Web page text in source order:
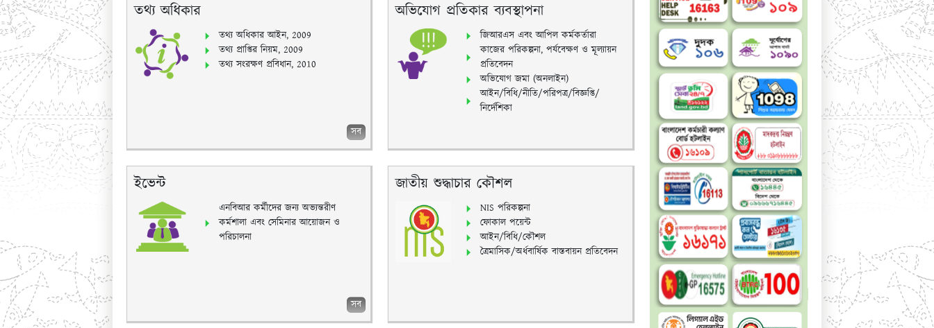
তথ্য অধিকার
তথ্য অধিকার আইন, 2009
তথ্য প্রাপ্তির নিয়ম, 2009
তথ্য সংরক্ষণ প্রবিধান, 2010
সব
অভিযোগ প্রতিকার ব্যবস্থাপনা
জিআরএস এবং আপিল কর্মকর্তারা
কাজের পরিকল্পনা, পর্যবেক্ষণ ও মূল্যায়ন
প্রতিবেদন
অভিযোগ জমা (অনলাইন)
আইন/বিধি/নীতি/পরিপত্র/বিজ্ঞপ্তি/
নির্দেশিকা
ইভেন্ট
এনবিআর কর্মীদের জন্য অভ্যন্তরীণ
কর্মশালা এবং সেমিনার আয়োজন ও
পরিচালনা
সব
জাতীয় শুদ্ধাচার কৌশল
NIS পরিকল্পনা
ফোকাল পয়েন্ট
আইন/বিধি/কৌশল
ত্রৈমাসিক/অর্ধবার্ষিক বাস্তবায়ন প্রতিবেদন